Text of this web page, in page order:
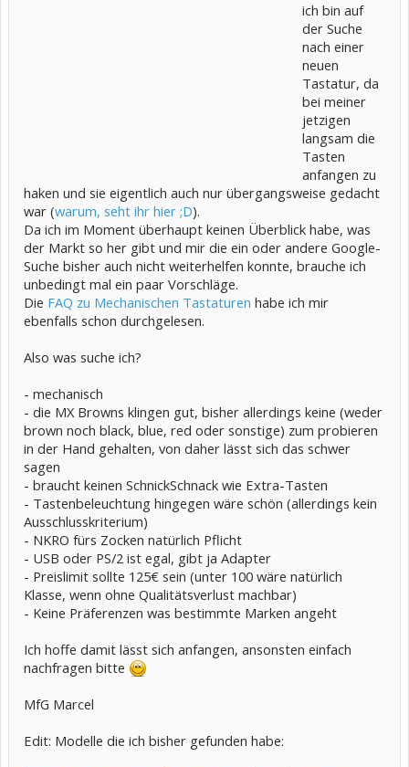
ich bin auf
der Suche
nach einer
neuen
Tastatur, da
bei meiner
jetzigen
langsam die
Tasten
anfangen zu
haken und sie eigentlich auch nur übergangsweise gedacht
war (warum, seht ihr hier ;D).
Da ich im Moment überhaupt keinen Überblick habe, was
der Markt so her gibt und mir die ein oder andere Google-
Suche bisher auch nicht weiterhelfen konnte, brauche ich
unbedingt mal ein paar Vorschläge.
Die FAQ zu Mechanischen Tastaturen habe ich mir
ebenfalls schon durchgelesen.
Also was suche ich?
- mechanisch
- die MX Browns klingen gut, bisher allerdings keine (weder
brown noch black, blue, red oder sonstige) zum probieren
in der Hand gehalten, von daher lässt sich das schwer
sagen
- braucht keinen SchnickSchnack wie Extra-Tasten
- Tastenbeleuchtung hingegen wäre schön (allerdings kein
Ausschlusskriterium)
- NKRO fürs Zocken natürlich Pflicht
- USB oder PS/2 ist egal, gibt ja Adapter
- Preislimit sollte 125€ sein (unter 100 wäre natürlich
Klasse, wenn ohne Qualitätsverlust machbar)
- Keine Präferenzen was bestimmte Marken angeht
Ich hoffe damit lässt sich anfangen, ansonsten einfach
nachfragen bitte
MfG Marcel
Edit: Modelle die ich bisher gefunden habe: